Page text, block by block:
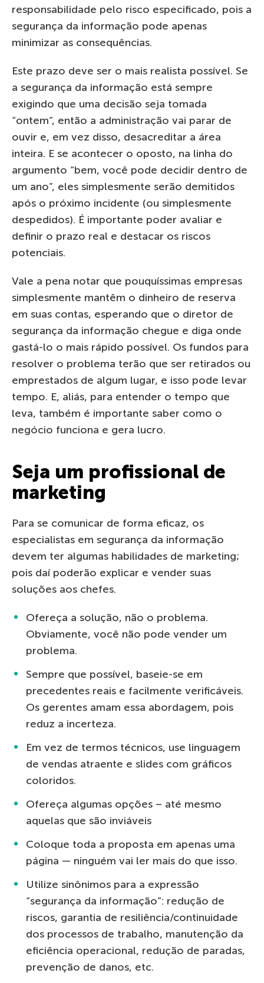
responsabilidade pelo risco especificado, pois a
segurança da informação pode apenas
minimizar as consequências.
Este prazo deve ser o mais realista possível. Se
a segurança da informação está sempre
exigindo que uma decisão seja tomada
“ontem”, então a administração vai parar de
ouvir e, em vez disso, desacreditar a área
inteira. E se acontecer o oposto, na linha do
argumento “bem, você pode decidir dentro de
um ano”, eles simplesmente serão demitidos
após o próximo incidente (ou simplesmente
despedidos). É importante poder avaliar e
definir o prazo real e destacar os riscos
potenciais.
Vale a pena notar que pouquíssimas empresas
simplesmente mantêm o dinheiro de reserva
em suas contas, esperando que o diretor de
segurança da informação chegue e diga onde
gastá-lo o mais rápido possível. Os fundos para
resolver o problema terão que ser retirados ou
emprestados de algum lugar, e isso pode levar
tempo. E, aliás, para entender o tempo que
leva, também é importante saber como o
negócio funciona e gera lucro.
Seja um profissional de
marketing
Para se comunicar de forma eficaz, os
especialistas em segurança da informação
devem ter algumas habilidades de marketing;
pois daí poderão explicar e vender suas
soluções aos chefes.
Ofereça a solução, não o problema.
Obviamente, você não pode vender um
problema.
Sempre que possível, baseie-se em
precedentes reais e facilmente verificáveis.
Os gerentes amam essa abordagem, pois
reduz a incerteza.
Em vez de termos técnicos, use linguagem
de vendas atraente e slides com gráficos
coloridos.
Ofereça algumas opções – até mesmo
aquelas que são inviáveis
Coloque toda a proposta em apenas uma
página — ninguém vai ler mais do que isso.
Utilize sinônimos para a expressão
“segurança da informação”: redução de
riscos, garantia de resiliência/continuidade
dos processos de trabalho, manutenção da
eficiência operacional, redução de paradas,
prevenção de danos, etc.